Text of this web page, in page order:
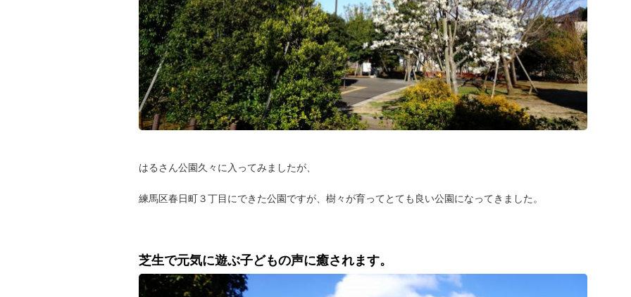
はるさん公園久々に入ってみましたが、
練馬区春日町３丁目にできた公園ですが、樹々が育ってとても良い公園になってきました。
芝生で元気に遊ぶ子どもの声に癒されます。